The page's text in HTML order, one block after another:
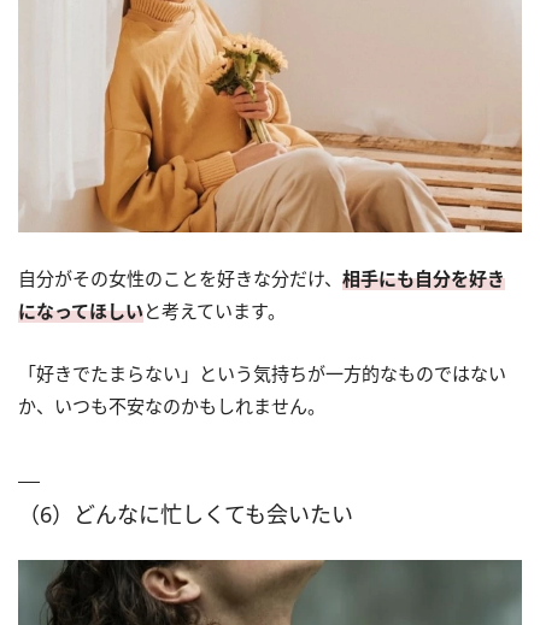
自分がその女性のことを好きな分だけ、 相手にも自分を好き
になってほしいと考えています。
「好きでたまらない」という気持ちが一方的なものではない
か、いつも不安なのかもしれません。
（6）どんなに忙しくても会いたい